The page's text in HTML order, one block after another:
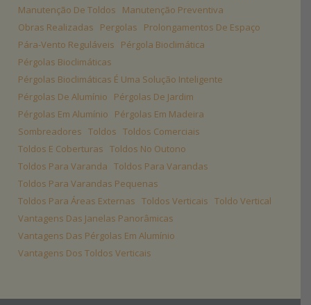
Manutenção De Toldos
Manutenção Preventiva
Obras Realizadas
Pergolas
Prolongamentos De Espaço
Pára-Vento Reguláveis
Pérgola Bioclimática
Pérgolas Bioclimáticas
Pérgolas Bioclimáticas É Uma Solução Inteligente
Pérgolas De Alumínio
Pérgolas De Jardim
Pérgolas Em Alumínio
Pérgolas Em Madeira
Sombreadores Toldos Toldos Comerciais
Toldos E Coberturas Toldos No Outono
Toldos Para Varanda Toldos Para Varandas
Toldos Para Varandas Pequenas
Toldos Para Áreas Externas Toldos Verticais Toldo Vertical
Vantagens Das Janelas Panorâmicas
Vantagens Das Pérgolas Em Alumínio
Vantagens Dos Toldos Verticais